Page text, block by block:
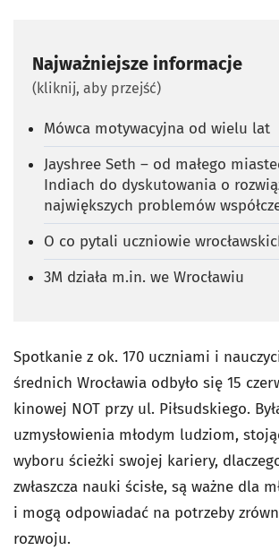
Najważniejsze informacje
(kliknij, aby przejść)
Mówca motywacyjna od wielu lat
Jayshree Seth – od małego
Indiach do dyskutowania o
największych problemów
O co pytali uczniowie
3M działa m.in. we Wrocławiu
Spotkanie z ok. 170 uczniami i
średnich Wrocławia odbyło się 15
kinowej NOT przy ul. Piłsudskiego.
uzmysłowienia młodym ludziom,
wyboru ścieżki swojej kariery,
zwłaszcza nauki ścisłe, są ważne dla
i mogą odpowiadać na potrzeby
rozwoju.